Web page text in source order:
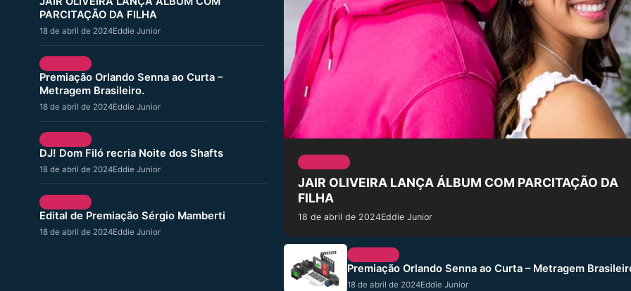
PARCITAÇÃO DA FILHA
18 de abril de 2024Eddie Junior
Premiação Orlando Senna ao Curta –
Metragem Brasileiro.
18 de abril de 2024Eddie Junior
DJ! Dom Filó recria Noite dos Shafts
18 de abril de 2024Eddie Junior
Edital de Premiação Sérgio Mamberti
18 de abril de 2024Eddie Junior
JAIR OLIVEIRA LANÇA ÁLBUM COM PARCITAÇÃO DA
FILHA
18 de abril de 2024Eddie Junior
Premiação Orlando Senna ao Curta – Metragem
18 de abril de 2024Eddie Junior